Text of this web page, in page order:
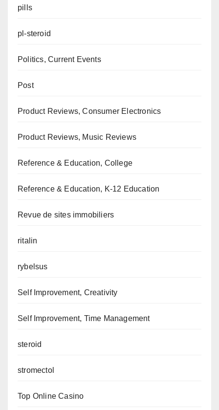
pills
pl-steroid
Politics, Current Events
Post
Product Reviews, Consumer Electronics
Product Reviews, Music Reviews
Reference & Education, College
Reference & Education, K-12 Education
Revue de sites immobiliers
ritalin
rybelsus
Self Improvement, Creativity
Self Improvement, Time Management
steroid
stromectol
Top Online Casino